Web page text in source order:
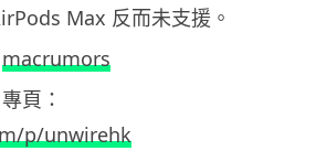
Max 反而未支援。
macrumors
頁：
p/unwirehk